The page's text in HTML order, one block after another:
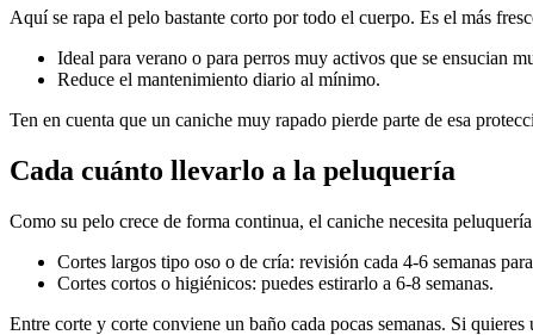
Aquí se rapa el pelo bastante corto por todo el cuerpo. Es el más
Ideal para verano o para perros muy activos que se ensucian
Reduce el mantenimiento diario al mínimo.
Ten en cuenta que un caniche muy rapado pierde parte de esa
Cada cuánto llevarlo a la peluquería
Como su pelo crece de forma continua, el caniche necesita peluquería
Cortes largos tipo oso o de cría: revisión cada 4-6 semanas
Cortes cortos o higiénicos: puedes estirarlo a 6-8 semanas.
Entre corte y corte conviene un baño cada pocas semanas. Si